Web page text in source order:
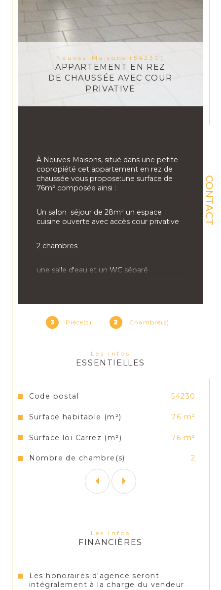
CONTACT
Neuves-Maisons (54230)
APPARTEMENT EN REZ
DE CHAUSSÉE AVEC COUR
PRIVATIVE
3 Pièce(s) 2 Chambre(s)
Les infos
ESSENTIELLES
Caractéristiques Valeurs
Code postal 54230
Surface habitable (m²) 76 m²
Surface loi Carrez (m²) 76 m²
Nombre de chambre(s) 2
À Neuves-Maisons, situé dans une petite
copropiété cet appartement en rez de
chaussée vous propose:une surface de
76m² composée ainsi :
Un salon  séjour de 28m² un espace
cuisine ouverte avec accès cour privative
2 chambres
une salle d'eau et un WC séparé
Double vitrage PVC volets roulants
Parking gratuit à proximité
Les infos
FINANCIÈRES
Les honoraires d'agence seront
intégralement à la charge du vendeur